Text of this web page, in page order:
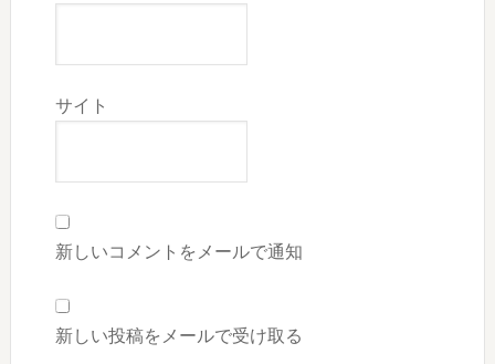
サイト
新しいコメントをメールで通知
新しい投稿をメールで受け取る